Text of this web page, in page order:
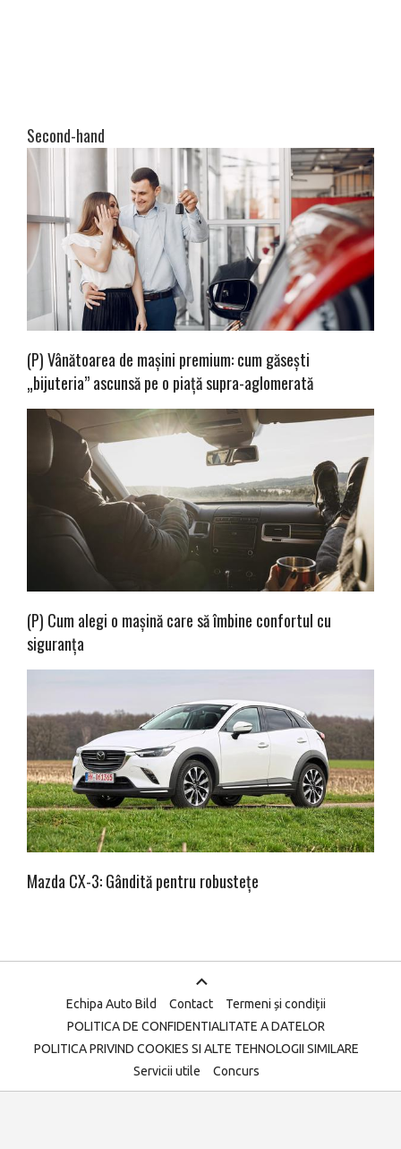
Second-hand
(P) Vânătoarea de mașini premium: cum găsești
„bijuteria” ascunsă pe o piață supra-aglomerată
(P) Cum alegi o mașină care să îmbine confortul cu
siguranța
Mazda CX-3: Gândită pentru robustețe
Echipa Auto Bild Contact
Termeni și condiții
POLITICA DE CONFIDENTIALITATE A DATELOR
POLITICA PRIVIND COOKIES SI ALTE TEHNOLOGII SIMILARE
Servicii utile
Concurs